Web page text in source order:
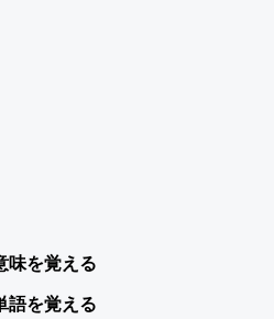
味を覚える
語を覚える